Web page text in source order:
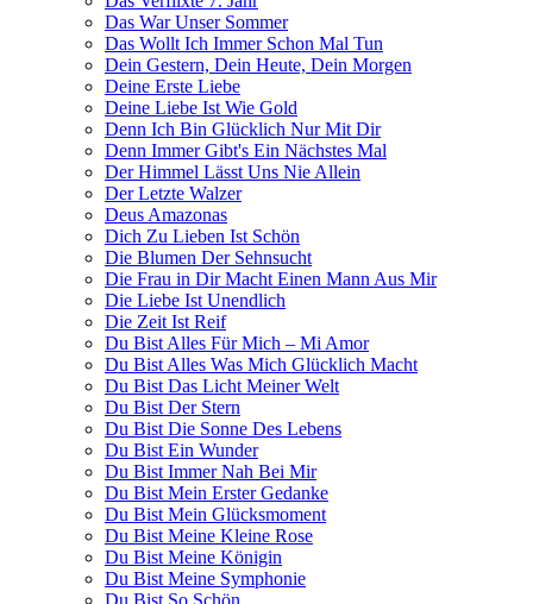
Das War Unser Sommer
Das Wollt Ich Immer Schon Mal Tun
Dein Gestern, Dein Heute, Dein Morgen
Deine Erste Liebe
Deine Liebe Ist Wie Gold
Denn Ich Bin Glücklich Nur Mit Dir
Denn Immer Gibt's Ein Nächstes Mal
Der Himmel Lässt Uns Nie Allein
Der Letzte Walzer
Deus Amazonas
Dich Zu Lieben Ist Schön
Die Blumen Der Sehnsucht
Die Frau in Dir Macht Einen Mann Aus Mir
Die Liebe Ist Unendlich
Die Zeit Ist Reif
Du Bist Alles Für Mich – Mi Amor
Du Bist Alles Was Mich Glücklich Macht
Du Bist Das Licht Meiner Welt
Du Bist Der Stern
Du Bist Die Sonne Des Lebens
Du Bist Ein Wunder
Du Bist Immer Nah Bei Mir
Du Bist Mein Erster Gedanke
Du Bist Mein Glücksmoment
Du Bist Meine Kleine Rose
Du Bist Meine Königin
Du Bist Meine Symphonie
Du Bist So Schön